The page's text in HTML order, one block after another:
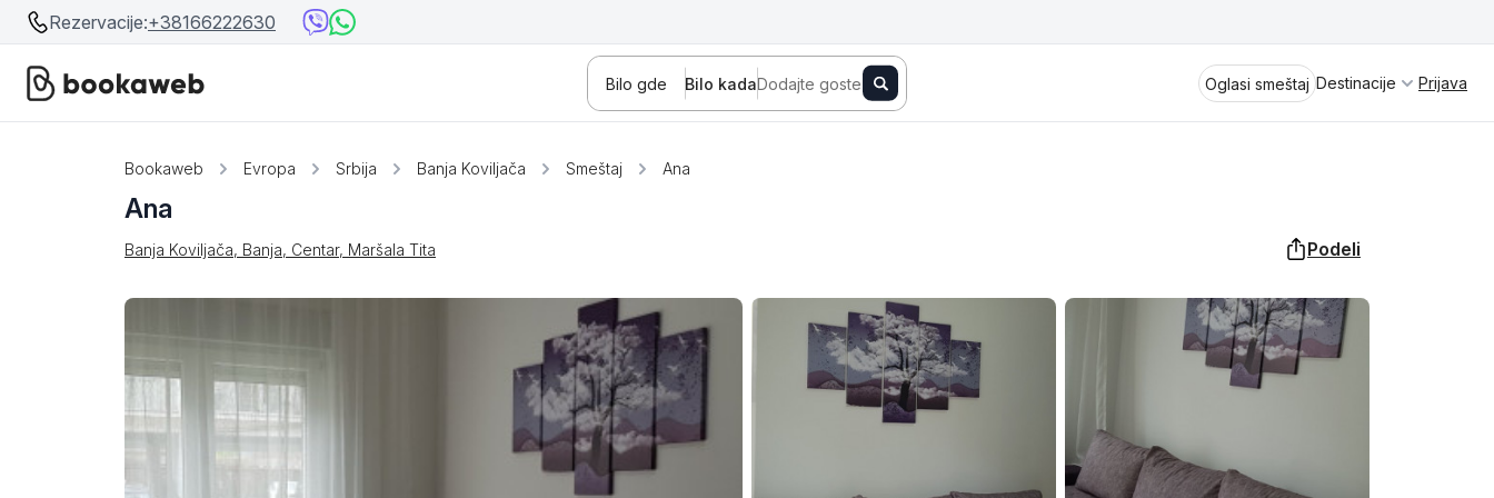
Rezervacije:+38166222630
Bilo gde Bilo kadaDodajte goste Oglasi smeštaj Destinacije
Bosna i Hercegovina
Crna Gora
Srbija
Beograd
Banja Koviljača Sokobanja Fruška gora Vrnjačka Banja
Tara Stara planina Banja Vrujci
Kragujevac Golubac
Bajina Bašta Aranđelovac
Spremite se za virtuelno putovanje
kroz jednu od najlepših zemalja
Evrope i sveta. Uživaćete u prikazima
planinskih masiva poput Tare i Šar-
tradicije i kulturnog dobra Srbije
otkriće vam pravu narav srpskog
Prijava
Bookaweb Evropa Srbija Banja Koviljača Smeštaj Ana
Ana
Banja Koviljača, Banja, Centar, Maršala Tita Podeli